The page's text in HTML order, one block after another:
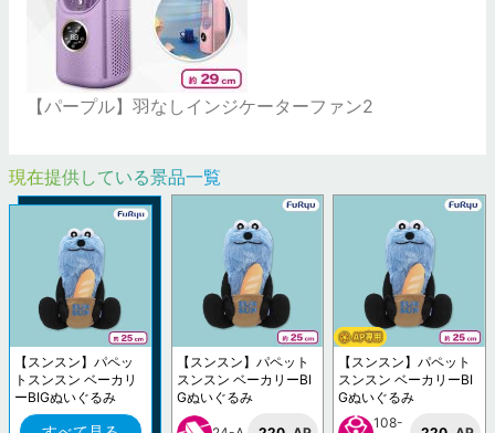
【パープル】羽なしインジケーターファン2
現在提供している景品一覧
【スンスン】パペッ
トスンスン ベーカリ
ーBIGぬいぐるみ
【スンスン】パペット
スンスン ベーカリーBI
Gぬいぐるみ
【スンスン】パペット
スンスン ベーカリーBI
Gぬいぐるみ
108-